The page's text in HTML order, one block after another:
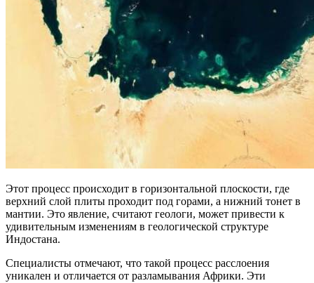
Этот процесс происходит в горизонтальной плоскости, где
верхний слой плиты проходит под горами, а нижний тонет в
мантии. Это явление, считают геологи, может привести к
удивительным изменениям в геологической структуре
Индостана.
Специалисты отмечают, что такой процесс расслоения
уникален и отличается от разламывания Африки. Эти